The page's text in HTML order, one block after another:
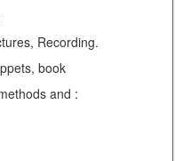
Recording.
book
and :